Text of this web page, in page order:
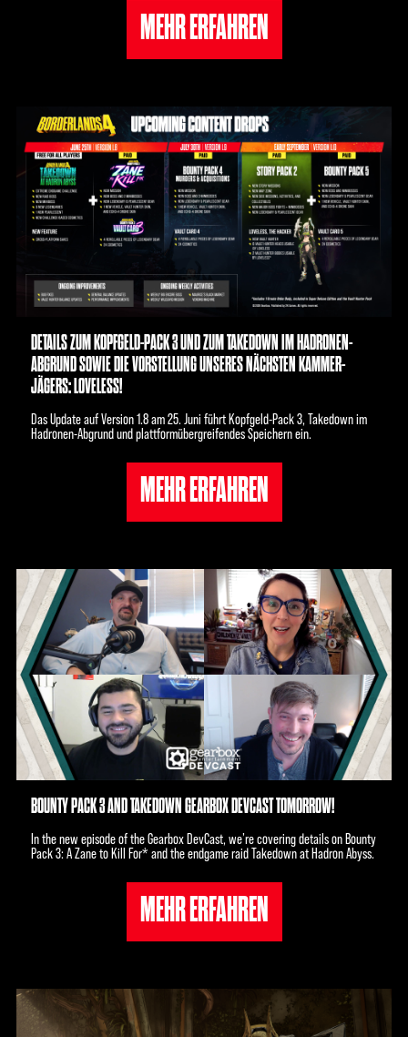
MEHR ERFAHREN
DETAILS ZUM KOPFGELD-PACK 3 UND ZUM TAKEDOWN IM HADRONEN-
ABGRUND SOWIE DIE VORSTELLUNG UNSERES NÄCHSTEN KAMMER-
JÄGERS: LOVELESS!
Das Update auf Version 1.8 am 25. Juni führt Kopfgeld-Pack 3, Takedown im
Hadronen-Abgrund und plattformübergreifendes Speichern ein.
MEHR ERFAHREN
BOUNTY PACK 3 AND TAKEDOWN GEARBOX DEVCAST TOMORROW!
In the new episode of the Gearbox DevCast, we’re covering details on Bounty
Pack 3: A Zane to Kill For* and the endgame raid Takedown at Hadron Abyss.
MEHR ERFAHREN